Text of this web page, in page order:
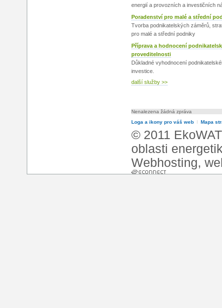
energií a provozních a investičních
Poradenství pro malé a střední
Tvorba podnikatelských záměrů,
pro malé a střední podniky
Příprava a hodnocení
proveditelnosti
Důkladné vyhodnocení
investice.
další služby >>
Nenalezena žádná zpráva
Loga a ikony pro váš web l Mapa
© 2011
oblasti
Webhosting,